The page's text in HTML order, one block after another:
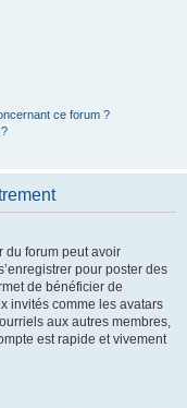
ce forum ?
du forum peut avoir
pour poster des
de bénéficier de
invités comme les avatars
aux autres membres,
est rapide et vivement